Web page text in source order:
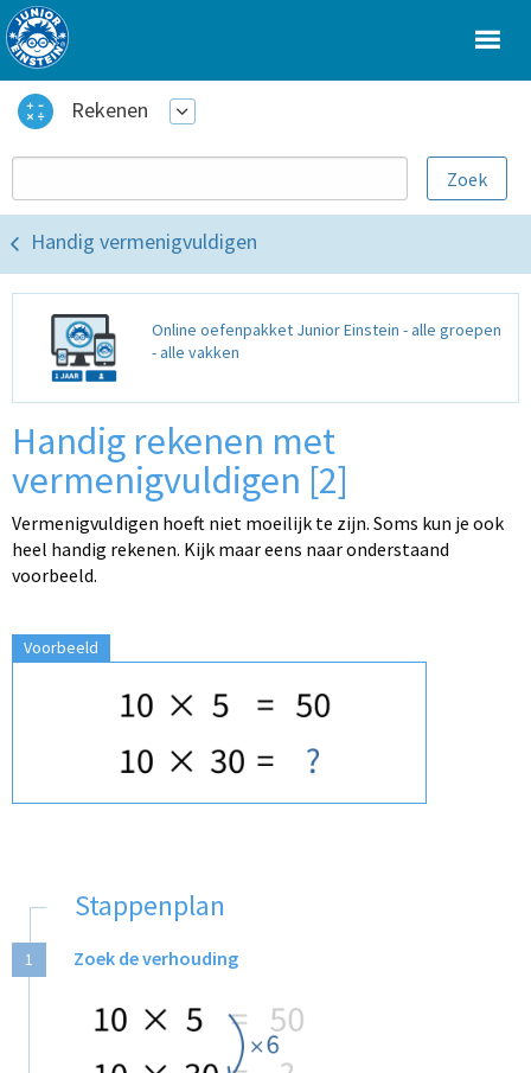
Rekenen
Handig vermenigvuldigen
Online oefenpakket Junior Einstein - alle groepen
- alle vakken
Handig rekenen met
vermenigvuldigen [2]
Vermenigvuldigen hoeft niet moeilijk te zijn. Soms kun je ook
heel handig rekenen. Kijk maar eens naar onderstaand
voorbeeld.
Voorbeeld
Stappenplan
1 Zoek de verhouding